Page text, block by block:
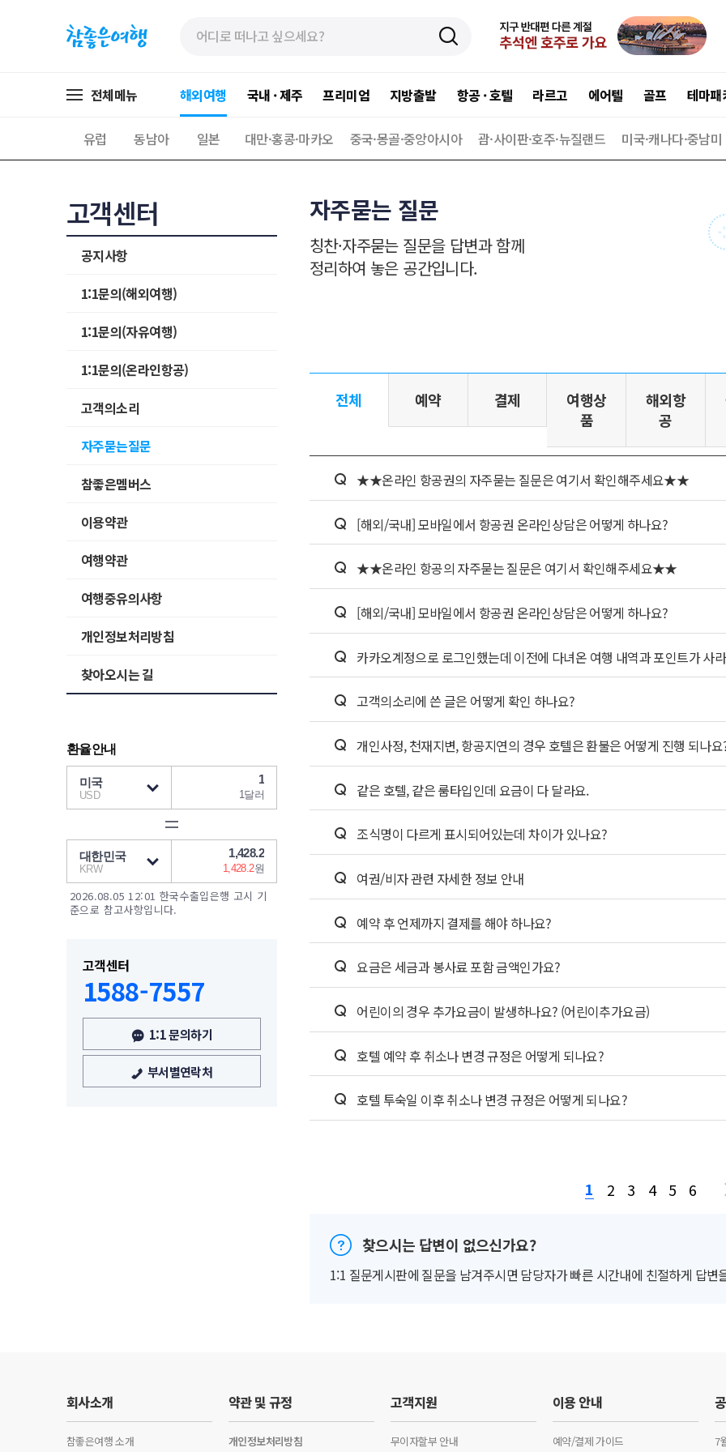
전체메뉴 해외여행 국내 · 제주 프리미엄 지방출발 항공 · 호텔 라르고 에어텔 골프 테마패
유럽 동남아 일본 대만·홍콩·마카오 중국·몽골·중앙아시아 괌·사이판·호주·뉴질랜드 미국·캐나다·중남미
고객센터
공지사항
1:1문의(해외여행)
1:1문의(자유여행)
1:1문의(온라인항공)
고객의소리
자주묻는질문
참좋은멤버스
이용약관
여행약관
여행중유의사항
개인정보처리방침
찾아오시는 길
2026.08.05 12:01 한국수출입은행 고시 기
준으로 참고사항입니다.
고객센터
1588-7557
1:1 문의하기
부서별연락처
자주묻는 질문
칭찬·자주묻는 질문을 답변과 함께
정리하여 놓은 공간입니다.
전체 예약 결제
여행상
품
해외항
공
★★온라인 항공권의 자주묻는 질문은 여기서 확인해주세요★★
[해외/국내] 모바일에서 항공권 온라인상담은 어떻게 하나요?
★★온라인 항공의 자주묻는 질문은 여기서 확인해주세요★★
[해외/국내] 모바일에서 항공권 온라인상담은 어떻게 하나요?
카카오계정으로 로그인했는데 이전에 다녀온 여행 내역과 포인트가 사
고객의소리에 쓴 글은 어떻게 확인 하나요?
개인사정, 천재지변, 항공지연의 경우 호텔은 환불은 어떻게 진행 되나요
같은 호텔, 같은 룸타입인데 요금이 다 달라요.
조식명이 다르게 표시되어있는데 차이가 있나요?
여권/비자 관련 자세한 정보 안내
예약 후 언제까지 결제를 해야 하나요?
요금은 세금과 봉사료 포함 금액인가요?
어린이의 경우 추가요금이 발생하나요? (어린이추가요금)
호텔 예약 후 취소나 변경 규정은 어떻게 되나요?
호텔 투숙일 이후 취소나 변경 규정은 어떻게 되나요?
1 2 3 4 5 6
찾으시는 답변이 없으신가요?
1:1 질문게시판에 질문을 남겨주시면 담당자가 빠른 시간내에 친절하게 답변
회사소개
참좋은여행 소개
약관 및 규정
개인정보처리방침
고객지원
무이자할부 안내
이용 안내
예약/결제 가이드 7